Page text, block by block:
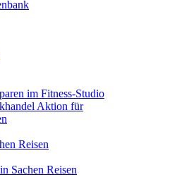
im Fitness-Studio
Aktion für
Reisen
Sachen Reisen